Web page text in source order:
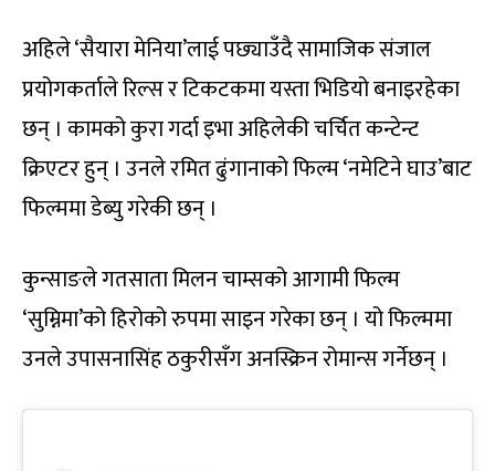
अहिले ‘सैयारा मेनिया’लाई पछ्याउँदै सामाजिक संजाल
प्रयोगकर्ताले रिल्स र टिकटकमा यस्ता भिडियो बनाइरहेका
छन् । कामको कुरा गर्दा इभा अहिलेकी चर्चित कन्टेन्ट
क्रिएटर हुन् । उनले रमित ढुंगानाको फिल्म ‘नमेटिने घाउ’बाट
फिल्ममा डेब्यु गरेकी छन् ।
कुन्साङले गतसाता मिलन चाम्सको आगामी फिल्म
‘सुम्निमा’को हिरोको रुपमा साइन गरेका छन् । यो फिल्ममा
उनले उपासनासिंह ठकुरीसँग अनस्क्रिन रोमान्स गर्नेछन् ।